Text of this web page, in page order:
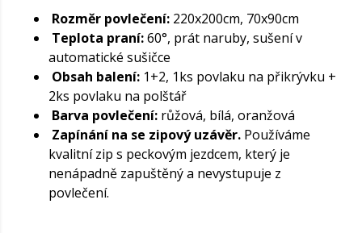
Rozměr povlečení: 220x200cm, 70x90cm
Teplota praní:60°, prát naruby, sušení v
automatické sušičce
Obsah balení: 1+2, 1ks povlaku na přikrývku +
2ks povlaku na polštář
Barva povlečení: růžová, bílá, oranžová
Zapínání na se zipový uzávěr. Používáme
kvalitní zip s peckovým jezdcem, který je
nenápadně zapuštěný a nevystupuje z
povlečení.